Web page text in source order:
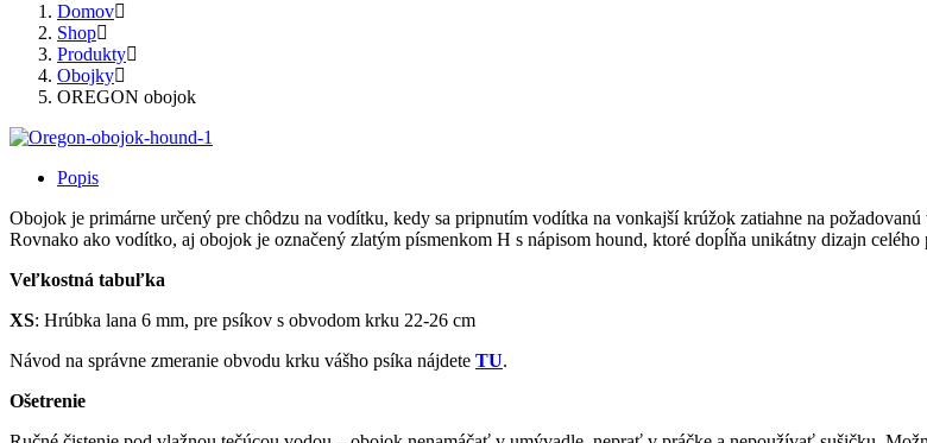
Domov
Shop
Produkty
Obojky
OREGON obojok
Popis
Obojok je primárne určený pre chôdzu na vodítku, kedy sa pripnutím vodítka na vonkajší krúžok zatiahne na
Rovnako ako vodítko, aj obojok je označený zlatým písmenkom H s nápisom hound, ktoré dopĺňa unikátny dizajn celého
Veľkostná tabuľka
XS: Hrúbka lana 6 mm, pre psíkov s obvodom krku 22-26 cm
Návod na správne zmeranie obvodu krku vášho psíka nájdete TU.
Ošetrenie